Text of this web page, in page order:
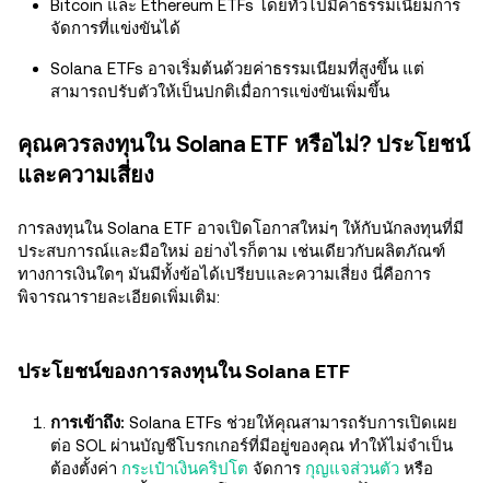
Bitcoin และ Ethereum ETFs โดยทั่วไปมีค่าธรรมเนียมการ
จัดการที่แข่งขันได้
Solana ETFs อาจเริ่มต้นด้วยค่าธรรมเนียมที่สูงขึ้น แต่
สามารถปรับตัวให้เป็นปกติเมื่อการแข่งขันเพิ่มขึ้น
คุณควรลงทุนใน Solana ETF หรือไม่? ประโยชน์
และความเสี่ยง
การลงทุนใน Solana ETF อาจเปิดโอกาสใหม่ๆ ให้กับนักลงทุนที่มี
ประสบการณ์และมือใหม่ อย่างไรก็ตาม เช่นเดียวกับผลิตภัณฑ์
ทางการเงินใดๆ มันมีทั้งข้อได้เปรียบและความเสี่ยง นี่คือการ
พิจารณารายละเอียดเพิ่มเติม:
ประโยชน์ของการลงทุนใน Solana ETF
การเข้าถึง: Solana ETFs ช่วยให้คุณสามารถรับการเปิดเผย
ต่อ SOL ผ่านบัญชีโบรกเกอร์ที่มีอยู่ของคุณ ทำให้ไม่จำเป็น
ต้องตั้งค่า กระเป๋าเงินคริปโต จัดการ กุญแจส่วนตัว หรือ